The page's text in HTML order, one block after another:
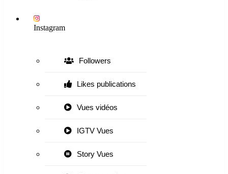
Instagram
Followers
Likes publications
Vues vidéos
IGTV Vues
Story Vues